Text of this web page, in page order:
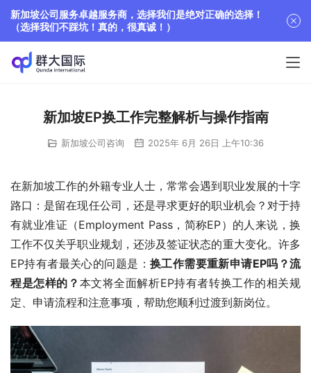
新加坡EP换工作完整解析与操作指南
新加坡公司咨询 2025年 6月 26日 上午10:36
在新加坡工作的外籍专业人士，常常会遇到职业发展的十字
路口：是留在现任公司，还是寻求更好的职业机会？对于持
有就业准证（Employment Pass，简称EP）的人来说，换
工作不仅关乎职业规划，还涉及签证状态的重大变化。许多
EP持有者最关心的问题是： 换工作需要重新申请EP吗？流
程是怎样的？ 本文将全面解析EP持有者转换工作的相关规
定、申请流程和注意事项，帮助您顺利过渡到新岗位。
新加坡公司服务卓越服务商，选择我们是绝对正确的选择！
（选择我们不踩坑！真的，很真诚！）